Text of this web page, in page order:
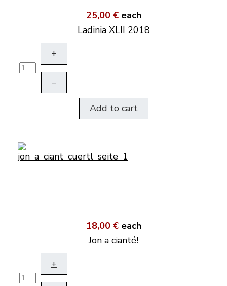
25,00 € each
Ladinia XLII 2018
+
–
Add to cart
18,00 € each
Jon a cianté!
+